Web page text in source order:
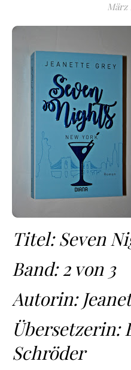
März
Titel: Seven
Band: 2 von 3
Autorin:
Übersetzerin:
Schröder